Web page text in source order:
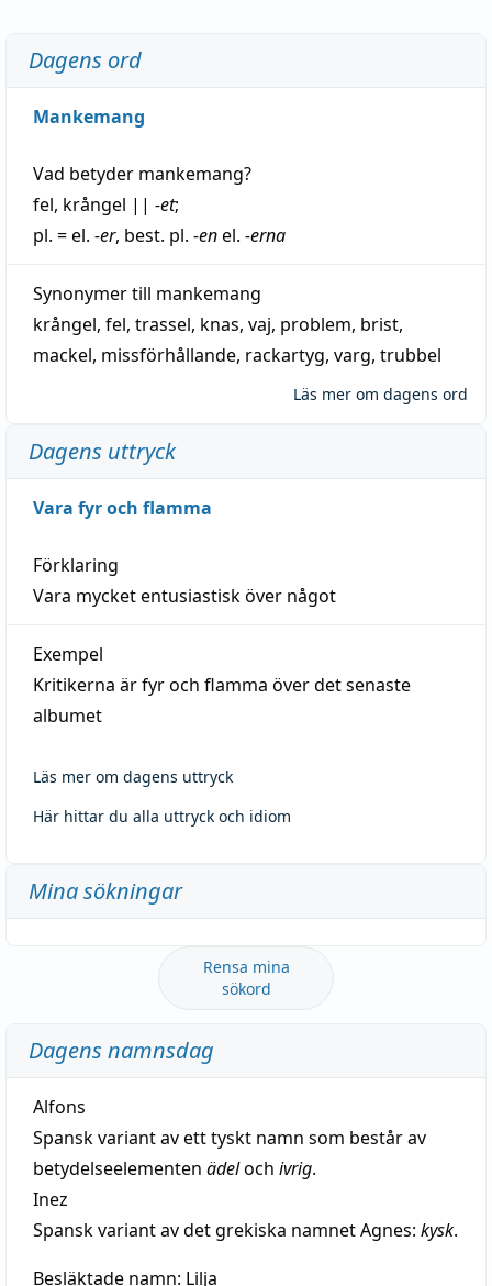
Dagens ord
Mankemang
Vad betyder mankemang?
fel, krångel || -et;
pl. = el. -er, best. pl. -enel. -erna
Synonymer till mankemang
krångel, fel, trassel, knas, vaj, problem, brist,
mackel, missförhållande, rackartyg, varg, trubbel
Läs mer om dagens ord
Dagens uttryck
Vara fyr och flamma
Förklaring
Vara mycket entusiastisk över något
Exempel
Kritikerna är fyr och flamma över det senaste
albumet
Läs mer om dagens uttryck
Här hittar du alla uttryck och idiom
Mina sökningar
Rensa mina
sökord
Dagens namnsdag
Alfons
Spansk variant av ett tyskt namn som består av
betydelseelementen ädeloch ivrig.
Inez
Spansk variant av det grekiska namnet Agnes: kysk.
Besläktade namn: Lilja